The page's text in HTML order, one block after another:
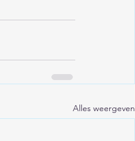
Alles weergeven